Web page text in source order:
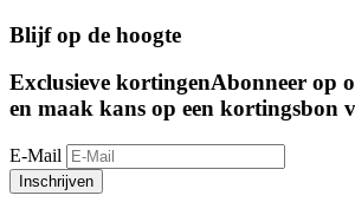
Blijf op de hoogte
Exclusieve kortingenAbonneer op
en maak kans op een kortingsbon
E-Mail
Inschrijven